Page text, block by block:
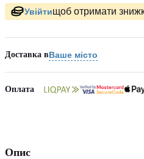
Увійтищоб отримати
Доставка вВаше місто
Оплата
Опис